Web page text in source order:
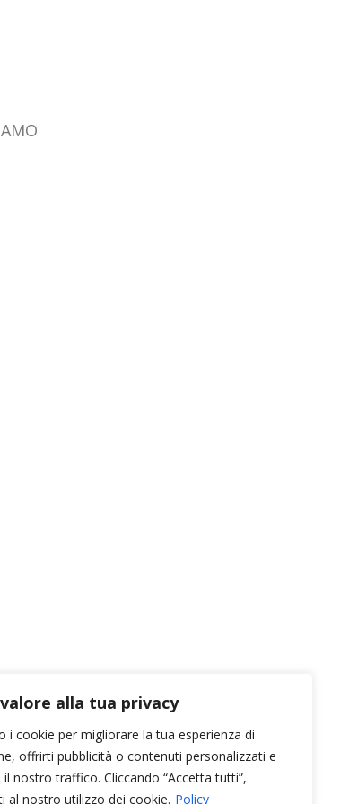
alla tua privacy
i cookie per migliorare la tua esperienza di
offrirti pubblicità o contenuti personalizzati e
il nostro traffico. Cliccando “Accetta tutti”,
al nostro utilizzo dei cookie. Policy